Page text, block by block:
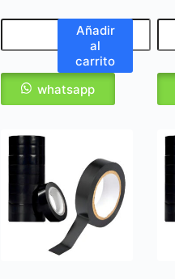
Añadir
al
carrito
whatsapp